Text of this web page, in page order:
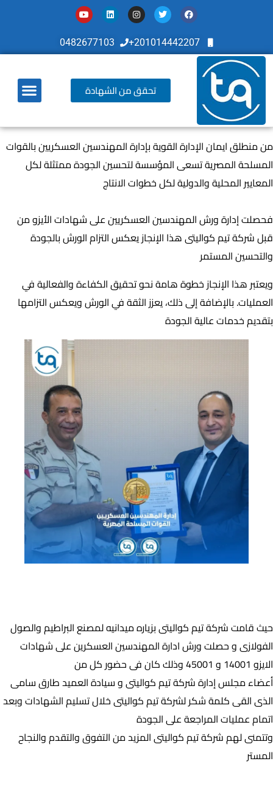
201014442207+
0482677103
تحقق من الشهادة
من منطلق ايمان الإدارة القوية بإدارة المهندسين العسكريين بالقوات
المسلحة المصرية تسعى المؤسسة لتحسين الجودة ممتثلة لكل
المعايير المحلية والدولية لكل خطوات الانتاج
فحصلت إدارة ورش المهندسين العسكريين على شهادات الأيزو من
قبل شركة تيم كواليتى هذا الإنجاز يعكس التزام الورش بالجودة
والتحسين المستمر
ويعتبر هذا الإنجاز خطوة هامة نحو تحقيق الكفاءة والفعالية في
العمليات. بالإضافة إلى ذلك، يعزز الثقة في الورش ويعكس التزامها
بتقديم خدمات عالية الجودة
حيث قامت شركة تيم كواليتى بزياره ميدانيه لمصنع البراطيم والصول
الفولازى و حصلت ورش ادارة المهندسين العسكرين على شهادات
الايزو 14001 و 45001 وذلك كان فى حضور كل من
أعضاء مجلس إدارة شركة تيم كواليتى و سيادة العميد طارق سامى
الذى القى كلمة شكر لشركة تيم كواليتى خلال تسليم الشهادات وبعد
اتمام عمليات المراجعة على الجودة
وتتمنى لهم شركة تيم كواليتى المزيد من التفوق والتقدم والنجاح
المستر